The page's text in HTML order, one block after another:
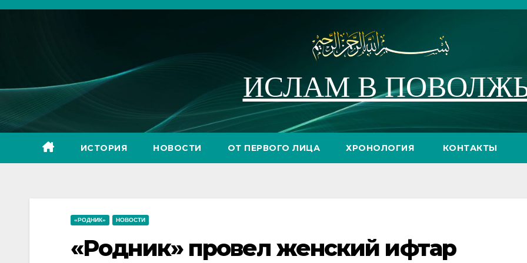
Перейти
ИСЛАМ В
ИСТОРИЯ НОВОСТИ ОТ ПЕРВОГО ЛИЦА ХРОНОЛОГИЯ КОНТАКТЫ
«РОДНИК» НОВОСТИ
«Родник» провел женский ифтар